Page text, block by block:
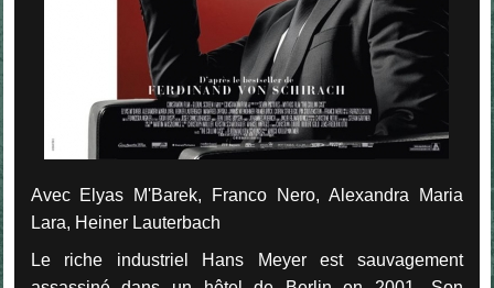
Avec Elyas M'Barek, Franco Nero, Alexandra Maria
Lara, Heiner Lauterbach
Le riche industriel Hans Meyer est sauvagement